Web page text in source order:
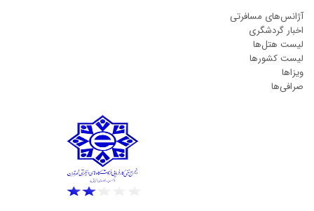
آژانس‌های مسافرتی
اخبار گردشگری
لیست هتل‌ها
لیست کشورها
ویزاها
صرافی‌ها